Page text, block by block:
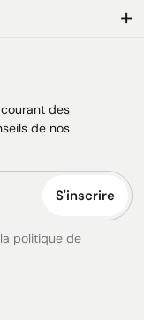
des
de nos
S'inscrire
politique de